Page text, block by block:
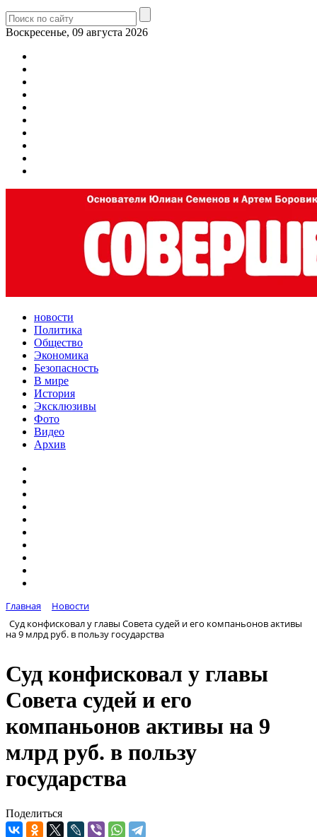
Воскресенье, 09 августа 2026
новости
Политика
Общество
Экономика
Безопасность
В мире
История
Эксклюзивы
Фото
Видео
Архив
Главная
Новости
Суд конфисковал у главы Совета судей и его компаньонов активы
на 9 млрд руб. в пользу государства
Суд конфисковал у главы
Совета судей и его
компаньонов активы на 9
млрд руб. в пользу
государства
Поделиться